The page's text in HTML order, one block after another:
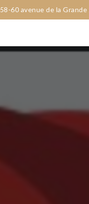
58-60 avenue de la